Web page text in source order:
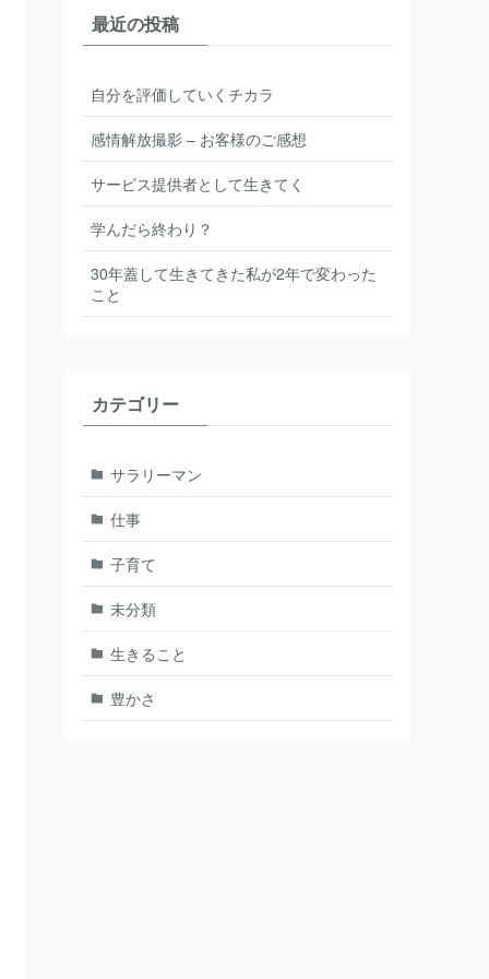
最近の投稿
自分を評価していくチカラ
感情解放撮影 – お客様のご感想
サービス提供者として生きてく
学んだら終わり？
30年蓋して生きてきた私が2年で変わった
こと
カテゴリー
サラリーマン
仕事
子育て
未分類
生きること
豊かさ